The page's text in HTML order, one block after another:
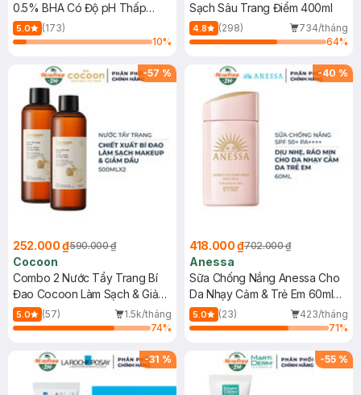
0.5% BHA Có Độ pH Thấp
150ml
5.0
(173)
10%
Sạch Sâu Trang Điểm 400ml
4.8 (298)
734/tháng
64%
-57 %
252.000 ₫590.000 ₫
Cocoon
Combo 2 Nước Tẩy Trang Bí
Đao Cocoon Làm Sạch & Giảm
Dầu 500ml
5.0 (57)
1.5k/tháng
74%
-40 %
418.000 ₫702.000 ₫
Anessa
Sữa Chống Nắng Anessa Cho
Da Nhạy Cảm & Trẻ Em 60ml
(Mới)
5.0 (23)
423/tháng
71%
-31 % -55 %